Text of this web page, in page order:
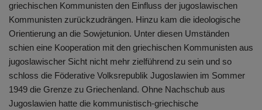
griechischen Kommunisten den Einfluss der jugoslawischen
Kommunisten zurückzudrängen. Hinzu kam die ideologische
Orientierung an die Sowjetunion. Unter diesen Umständen
schien eine Kooperation mit den griechischen Kommunisten aus
jugoslawischer Sicht nicht mehr zielführend zu sein und so
schloss die Föderative Volksrepublik Jugoslawien im Sommer
1949 die Grenze zu Griechenland. Ohne Nachschub aus
Jugoslawien hatte die kommunistisch-griechische